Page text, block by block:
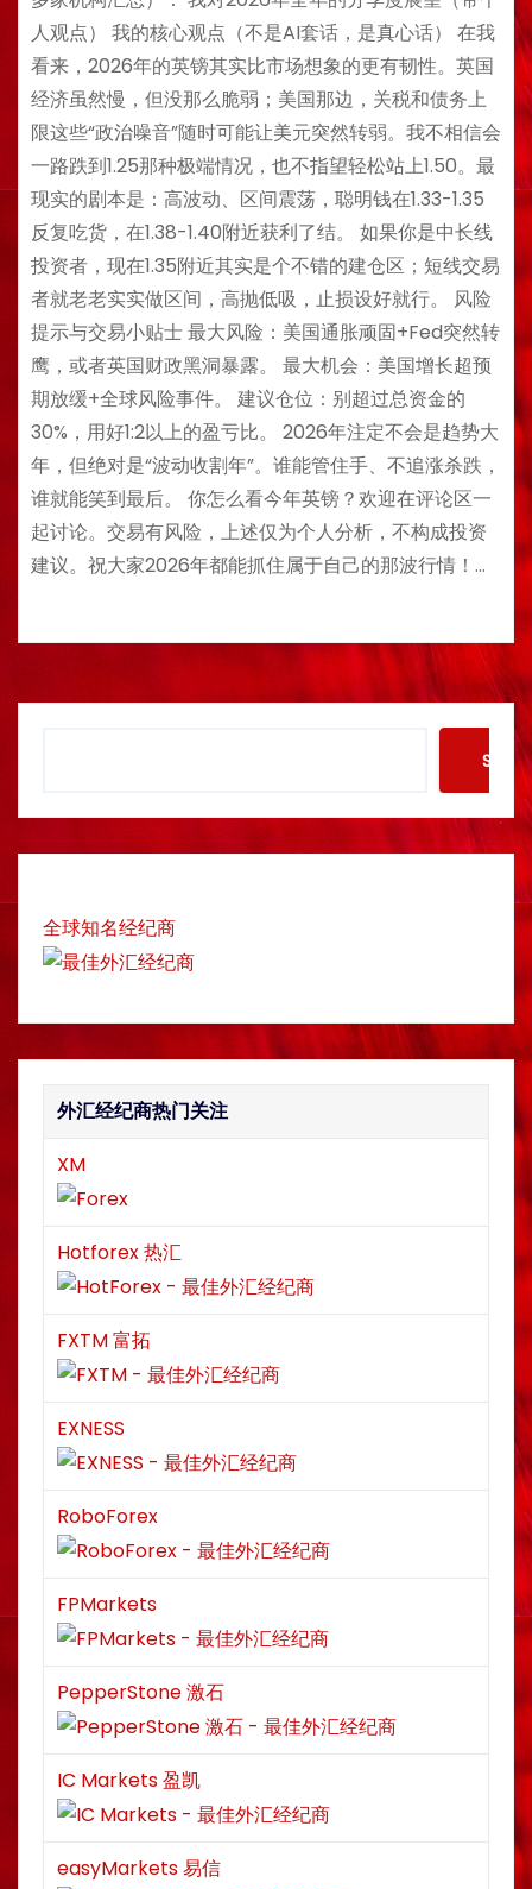
人观点） 我的核心观点（不是AI套话，是真心话） 在我
看来，2026年的英镑其实比市场想象的更有韧性。英国
经济虽然慢，但没那么脆弱；美国那边，关税和债务上
限这些“政治噪音”随时可能让美元突然转弱。我不相信会
一路跌到1.25那种极端情况，也不指望轻松站上1.50。最
现实的剧本是：高波动、区间震荡，聪明钱在1.33-1.35
反复吃货，在1.38-1.40附近获利了结。 如果你是中长线
投资者，现在1.35附近其实是个不错的建仓区；短线交易
者就老老实实做区间，高抛低吸，止损设好就行。 风险
提示与交易小贴士 最大风险：美国通胀顽固+Fed突然转
鹰，或者英国财政黑洞暴露。 最大机会：美国增长超预
期放缓+全球风险事件。 建议仓位：别超过总资金的
30%，用好1:2以上的盈亏比。 2026年注定不会是趋势大
年，但绝对是“波动收割年”。谁能管住手、不追涨杀跌，
谁就能笑到最后。 你怎么看今年英镑？欢迎在评论区一
起讨论。交易有风险，上述仅为个人分析，不构成投资
建议。祝大家2026年都能抓住属于自己的那波行情！…
c
全球知名经纪商
外汇经纪商热门关注
XM
Hotforex 热汇
FXTM 富拓
EXNESS
RoboForex
FPMarkets
PepperStone 激石
IC Markets 盈凯
easyMarkets 易信